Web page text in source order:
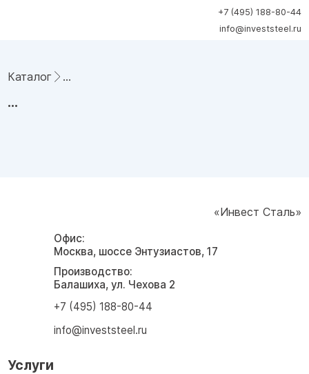
+7 (495) 188-80-44
info@investsteel.ru
Каталог ...
...
«Инвест Сталь»
Офис:
Москва, шоссе Энтузиастов, 17
Производство:
Балашиха, ул. Чехова 2
+7 (495) 188-80-44
info@investsteel.ru
Услуги